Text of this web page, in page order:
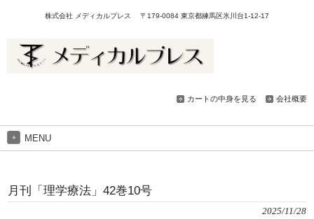
株式会社 メディカルプレス 〒179-0084 東京都練馬区氷川台1-12-17
カートの中身を見る 会社概要
MENU
月刊「理学療法」42巻10号
2025/11/28